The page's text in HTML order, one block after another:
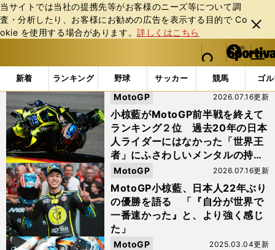
当サイトでは当社の提携先等がお客様のニーズ等について調
査・分析したり、お客様にお勧めの広告を表⽰する⽬的で Co
okie を使⽤する場合があります。詳しくはこちら
閉じ
る
web Sportiva (webスポルティーバ)
検索
マイペ
ー
ジ
メニュ
新着 ランキング 野球 サッカー 競馬 ゴ
b
ス
ル
テ
ィ
ー
バ
「#アプリリア」の最新ニュース・ 情報
小椋藍がMotoGP前半戦を終えて
ランキング２位 過去20年の日本
人ライダーにはなかった「世界王
者」にふさわしいメンタルの持ち
主
2026.07.16更新
MotoGP
MotoGP小椋藍、日本人22年ぶり
の優勝を語る 「『自分が世界で
一番速かった』と、より強く感じ
た」
2026.07.16更新
MotoGP
2025.03.04更新
MotoGP